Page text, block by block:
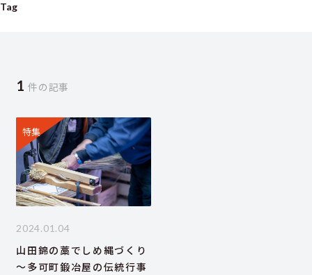
Tag
1 件の記事
特集
2024.01.04
山田錦の藁でしめ縄づくり
～多可町鍛冶屋の伝統行事